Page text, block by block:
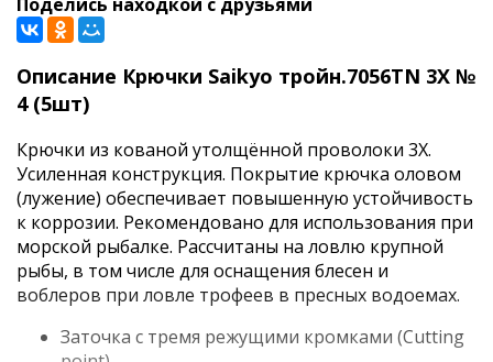
Описание Крючки Saikyo тройн.7056TN 3X №
4 (5шт)
Крючки из кованой утолщённой проволоки 3X.
Усиленная конструкция. Покрытие крючка оловом
(лужение) обеспечивает повышенную устойчивость
к коррозии. Рекомендовано для использования при
морской рыбалке. Рассчитаны на ловлю крупной
рыбы, в том числе для оснащения блесен и
воблеров при ловле трофеев в пресных водоемах.
Заточка с тремя режущими кромками (Cutting